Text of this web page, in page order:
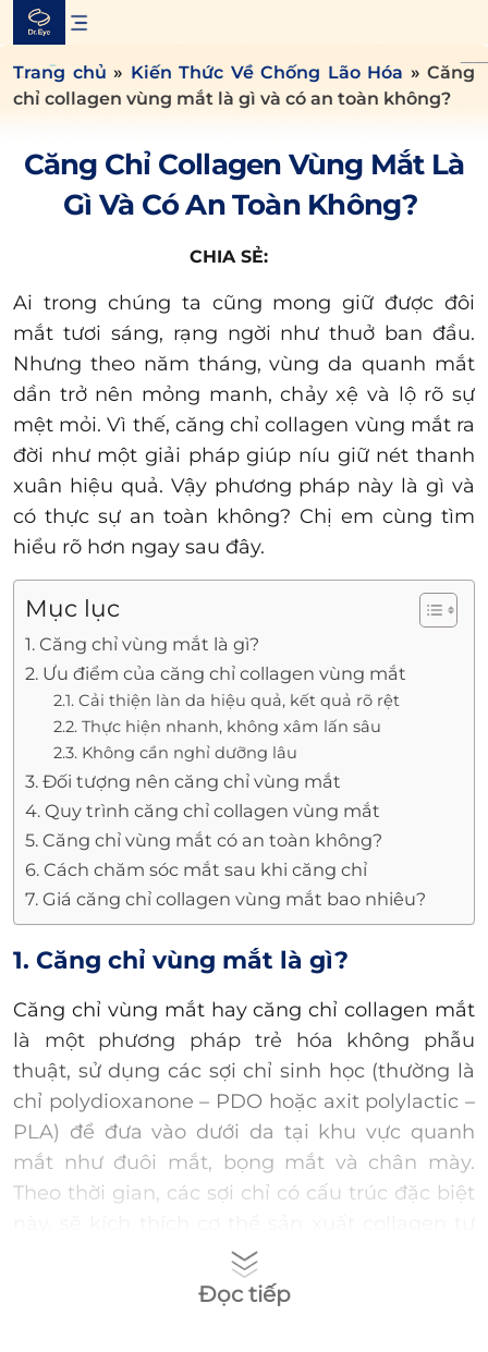
Skip
content
Trang chủ » Kiến Thức Về Chống Lão Hóa » Căng
chỉ collagen vùng mắt là gì và có an toàn không?
Căng Chỉ Collagen Vùng Mắt Là
Gì Và Có An Toàn Không?
CHIA SẺ:
Ai trong chúng ta cũng mong giữ được đôi
mắt tươi sáng, rạng ngời như thuở ban đầu.
Nhưng theo năm tháng, vùng da quanh mắt
dần trở nên mỏng manh, chảy xệ và lộ rõ sự
mệt mỏi. Vì thế, căng chỉ collagen vùng mắt ra
đời như một giải pháp giúp níu giữ nét thanh
xuân hiệu quả. Vậy phương pháp này là gì và
có thực sự an toàn không? Chị em cùng tìm
hiểu rõ hơn ngay sau đây.
Mục lục
1. Căng chỉ vùng mắt là gì?
2. Ưu điểm của căng chỉ collagen vùng mắt
2.1. Cải thiện làn da hiệu quả, kết quả rõ rệt
2.2. Thực hiện nhanh, không xâm lấn sâu
2.3. Không cần nghỉ dưỡng lâu
3. Đối tượng nên căng chỉ vùng mắt
4. Quy trình căng chỉ collagen vùng mắt
5. Căng chỉ vùng mắt có an toàn không?
6. Cách chăm sóc mắt sau khi căng chỉ
7. Giá căng chỉ collagen vùng mắt bao nhiêu?
1. Căng chỉ vùng mắt là gì?
Căng chỉ vùng mắt hay căng chỉ collagen mắt
là một phương pháp trẻ hóa không phẫu
thuật, sử dụng các sợi chỉ sinh học (thường là
chỉ polydioxanone – PDO hoặc axit polylactic –
PLA) để đưa vào dưới da tại khu vực quanh
mắt như đuôi mắt, bọng mắt và chân mày.
Theo thời gian, các sợi chỉ có cấu trúc đặc biệt
nhiên xung quanh vùng được điều trị. Nhờ đó,
giúp làn da mịn màng, đàn hồi hơn, giảm
Đọc tiếp